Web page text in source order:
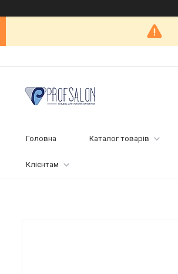
Головна Каталог товарів
Клієнтам